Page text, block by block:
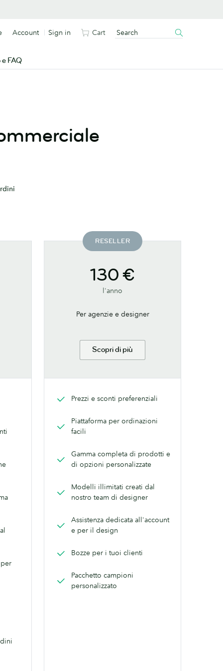
FAQ
Account Sign in Cart
RESELLER
130 €
l'anno
Per agenzie e designer
Scopri di più
Prezzi e sconti preferenziali
Piattaforma per ordinazioni
facili
Gamma completa di prodotti e
di opzioni personalizzate
Modelli illimitati creati dal
nostro team di designer
Assistenza dedicata all'account
e per il design
Bozze per i tuoi clienti
Pacchetto campioni
personalizzato